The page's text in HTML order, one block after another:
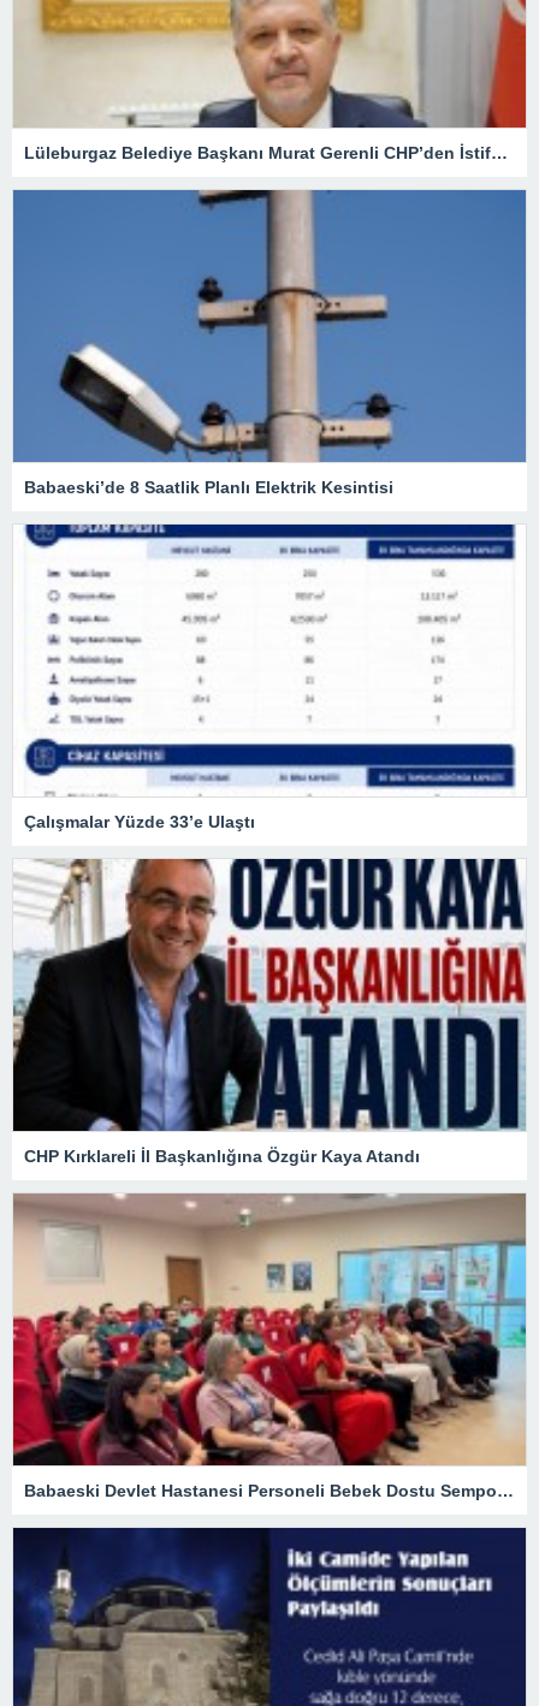
Lüleburgaz Belediye Başkanı Murat Gerenli CHP’den İstifa Etti
Babaeski’de 8 Saatlik Planlı Elektrik Kesintisi
Çalışmalar Yüzde 33’e Ulaştı
CHP Kırklareli İl Başkanlığına Özgür Kaya Atandı
Babaeski Devlet Hastanesi Personeli Bebek Dostu Sempozyumunda